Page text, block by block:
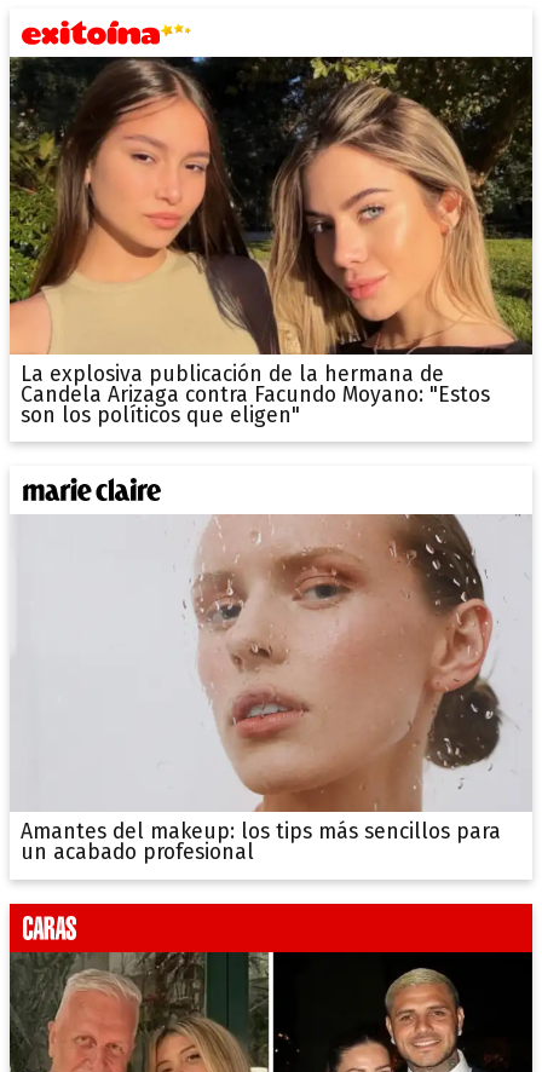
La explosiva publicación de la hermana de
Candela Arizaga contra Facundo Moyano: "Estos
son los políticos que eligen"
Amantes del makeup: los tips más sencillos para
un acabado profesional